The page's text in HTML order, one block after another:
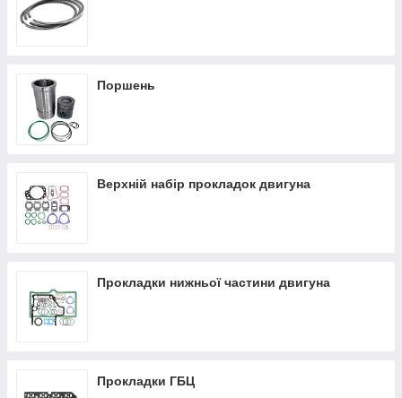
Поршень
Верхній набір прокладок двигуна
Прокладки нижньої частини двигуна
Прокладки ГБЦ